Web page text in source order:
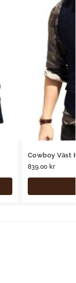
Cowboy Väst
839.00 kr